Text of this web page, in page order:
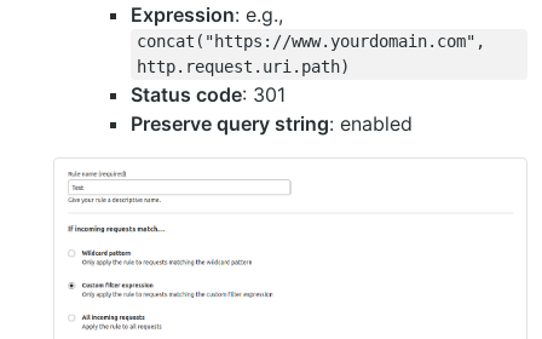
Expression: e.g.,
concat("https://www.yourdomain.com",
http.request.uri.path)
Status code: 301
Preserve query string: enabled